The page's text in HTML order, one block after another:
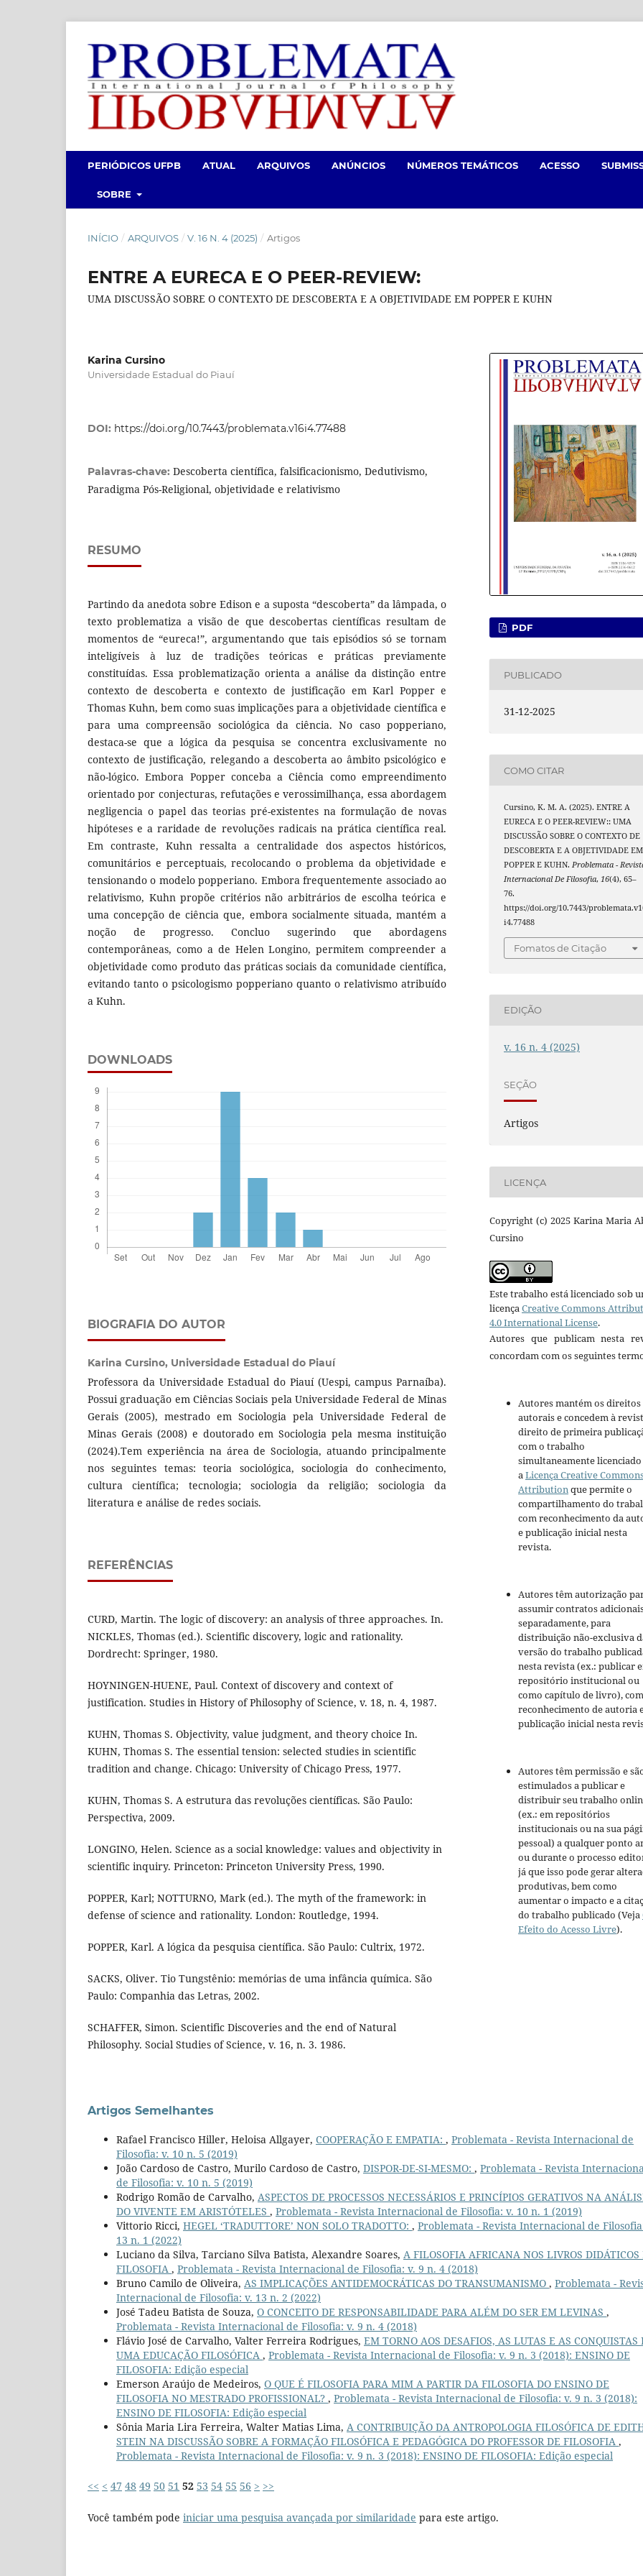
PERIÓDICOS UFPB ATUAL ARQUIVOS ANÚNCIOS NÚMEROS TEMÁTICOS ACESSO
SOBRE
INÍCIO / ARQUIVOS / V. 16 N. 4 (2025) / Artigos
ENTRE A EURECA E O PEER-REVIEW:
UMA DISCUSSÃO SOBRE O CONTEXTO DE DESCOBERTA E A OBJETIVIDADE EM POPPER E KUHN
Karina Cursino
Universidade Estadual do Piauí
DOI: https://doi.org/10.7443/problemata.v16i4.77488
Palavras-chave: Descoberta científica, falsificacionismo, Dedutivismo,
Paradigma Pós-Religional, objetividade e relativismo
RESUMO
Partindo da anedota sobre Edison e a suposta “descoberta” da lâmpada, o
texto problematiza a visão de que descobertas científicas resultam de
momentos de “eureca!”, argumentando que tais episódios só se tornam
inteligíveis à luz de tradições teóricas e práticas previamente
constituídas. Essa problematização orienta a análise da distinção entre
contexto de descoberta e contexto de justificação em Karl Popper e
Thomas Kuhn, bem como suas implicações para a objetividade científica e
para uma compreensão sociológica da ciência. No caso popperiano,
destaca-se que a lógica da pesquisa se concentra exclusivamente no
contexto de justificação, relegando a descoberta ao âmbito psicológico e
não-lógico. Embora Popper conceba a Ciência como empreendimento
orientado por conjecturas, refutações e verossimilhança, essa abordagem
negligencia o papel das teorias pré-existentes na formulação de novas
hipóteses e a raridade de revoluções radicais na prática científica real.
Em contraste, Kuhn ressalta a centralidade dos aspectos históricos,
comunitários e perceptuais, recolocando o problema da objetividade e
tensionando o modelo popperiano. Embora frequentemente associado ao
relativismo, Kuhn propõe critérios não arbitrários de escolha teórica e
uma concepção de ciência que, embora socialmente situada, mantém a
noção de progresso. Concluo sugerindo que abordagens
contemporâneas, como a de Helen Longino, permitem compreender a
objetividade como produto das práticas sociais da comunidade científica,
evitando tanto o psicologismo popperiano quanto o relativismo atribuído
a Kuhn.
DOWNLOADS
BIOGRAFIA DO AUTOR
Karina Cursino, Universidade Estadual do Piauí
Professora da Universidade Estadual do Piauí (Uespi, campus Parnaíba).
Possui graduação em Ciências Sociais pela Universidade Federal de Minas
Gerais (2005), mestrado em Sociologia pela Universidade Federal de
Minas Gerais (2008) e doutorado em Sociologia pela mesma instituição
(2024).Tem experiência na área de Sociologia, atuando principalmente
nos seguintes temas: teoria sociológica, sociologia do conhecimento,
cultura científica; tecnologia; sociologia da religião; sociologia da
literatura e análise de redes sociais.
REFERÊNCIAS
CURD, Martin. The logic of discovery: an analysis of three approaches. In.
NICKLES, Thomas (ed.). Scientific discovery, logic and rationality.
Dordrecht: Springer, 1980.
HOYNINGEN-HUENE, Paul. Context of discovery and context of
justification. Studies in History of Philosophy of Science, v. 18, n. 4, 1987.
KUHN, Thomas S. Objectivity, value judgment, and theory choice In.
KUHN, Thomas S. The essential tension: selected studies in scientific
tradition and change. Chicago: University of Chicago Press, 1977.
KUHN, Thomas S. A estrutura das revoluções científicas. São Paulo:
Perspectiva, 2009.
LONGINO, Helen. Science as a social knowledge: values and objectivity in
scientific inquiry. Princeton: Princeton University Press, 1990.
POPPER, Karl; NOTTURNO, Mark (ed.). The myth of the framework: in
defense of science and rationality. London: Routledge, 1994.
POPPER, Karl. A lógica da pesquisa científica. São Paulo: Cultrix, 1972.
SACKS, Oliver. Tio Tungstênio: memórias de uma infância química. São
Paulo: Companhia das Letras, 2002.
SCHAFFER, Simon. Scientific Discoveries and the end of Natural
Philosophy. Social Studies of Science, v. 16, n. 3. 1986.
PDF
PUBLICADO
31-12-2025
COMO CITAR
Cursino, K. M. A. (2025). ENTRE A
EURECA E O PEER-REVIEW:: UMA
DISCUSSÃO SOBRE O CONTEXTO DE
DESCOBERTA E A OBJETIVIDADE EM
POPPER E KUHN.Problemata -
Internacional De Filosofia,16(4), 65–
76.
https://doi.org/10.7443/
i4.77488
Fomatos de Citação
EDIÇÃO
v. 16 n. 4 (2025)
SEÇÃO
Artigos
LICENÇA
Copyright (c) 2025 Karina Maria
Cursino
Este trabalho está licenciado sob
licençaCreative Commons
4.0 International License.
Autores que publicam nesta
concordam com os seguintes
Autores mantém os direitos
autorais e concedem à
direito de primeira
com o trabalho
simultaneamente
aLicença Creative
Attributionque permite o
compartilhamento do
com reconhecimento da
e publicação inicial nesta
revista.
Autores têm autorização
assumir contratos
separadamente, para
distribuição não-exclusiva
versão do trabalho
nesta revista (ex.: publicar
repositório institucional ou
como capítulo de livro), com
reconhecimento de autoria
publicação inicial nesta
Autores têm permissão e
estimulados a publicar e
distribuir seu trabalho
(ex.: em repositórios
institucionais ou na sua
pessoal) a qualquer ponto
ou durante o processo
já que isso pode gerar
produtivas, bem como
aumentar o impacto e a
do trabalho publicado (Veja
Efeito do Acesso Livre).
Artigos Semelhantes
Rafael Francisco Hiller, Heloisa Allgayer, COOPERAÇÃO E EMPATIA: , Problemata - Revista Internacional de
Filosofia: v. 10 n. 5 (2019)
João Cardoso de Castro, Murilo Cardoso de Castro, DISPOR-DE-SI-MESMO: , Problemata - Revista
de Filosofia: v. 10 n. 5 (2019)
Rodrigo Romão de Carvalho, ASPECTOS DE PROCESSOS NECESSÁRIOS E PRINCÍPIOS GERATIVOS NA
DO VIVENTE EM ARISTÓTELES , Problemata - Revista Internacional de Filosofia: v. 10 n. 1 (2019)
Vittorio Ricci, HEGEL ‘TRADUTTORE’ NON SOLO TRADOTTO: , Problemata - Revista Internacional de
13 n. 1 (2022)
Luciano da Silva, Tarciano Silva Batista, Alexandre Soares, A FILOSOFIA AFRICANA NOS LIVROS DIDÁTICOS
FILOSOFIA , Problemata - Revista Internacional de Filosofia: v. 9 n. 4 (2018)
Bruno Camilo de Oliveira, AS IMPLICAÇÕES ANTIDEMOCRÁTICAS DO TRANSUMANISMO , Problemata -
Internacional de Filosofia: v. 13 n. 2 (2022)
José Tadeu Batista de Souza, O CONCEITO DE RESPONSABILIDADE PARA ALÉM DO SER EM LEVINAS ,
Problemata - Revista Internacional de Filosofia: v. 9 n. 4 (2018)
Flávio José de Carvalho, Valter Ferreira Rodrigues, EM TORNO AOS DESAFIOS, AS LUTAS E AS CONQUISTAS
UMA EDUCAÇÃO FILOSÓFICA , Problemata - Revista Internacional de Filosofia: v. 9 n. 3 (2018): ENSINO DE
FILOSOFIA: Edição especial
Emerson Araújo de Medeiros, O QUE É FILOSOFIA PARA MIM A PARTIR DA FILOSOFIA DO ENSINO DE
FILOSOFIA NO MESTRADO PROFISSIONAL? , Problemata - Revista Internacional de Filosofia: v. 9 n. 3 (2018):
ENSINO DE FILOSOFIA: Edição especial
Sônia Maria Lira Ferreira, Walter Matias Lima, A CONTRIBUIÇÃO DA ANTROPOLOGIA FILOSÓFICA DE
STEIN NA DISCUSSÃO SOBRE A FORMAÇÃO FILOSÓFICA E PEDAGÓGICA DO PROFESSOR DE FILOSOFIA ,
Problemata - Revista Internacional de Filosofia: v. 9 n. 3 (2018): ENSINO DE FILOSOFIA: Edição especial
<< < 47 48 49 50 51 52 53 54 55 56 > >>
Você também pode iniciar uma pesquisa avançada por similaridade para este artigo.